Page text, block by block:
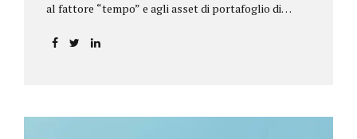
al fattore “tempo” e agli asset di portafoglio di
l’investitore Nelle definizioni di Wikipedia si legge:
Investitore: è colui che decide di investire il proprio